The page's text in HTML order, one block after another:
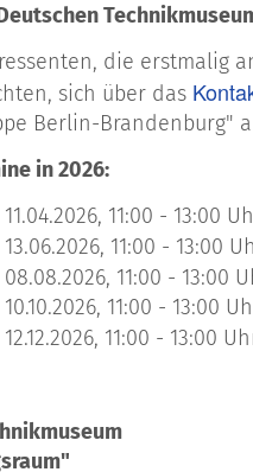
die erstmalig
sich über das
Berlin-Brandenburg"
in 2026:
11.04.2026, 11:00 - 13:00
13.06.2026, 11:00 - 13:00
08.08.2026, 11:00 - 13:00
10.10.2026, 11:00 - 13:00
12.12.2026, 11:00 - 13:00